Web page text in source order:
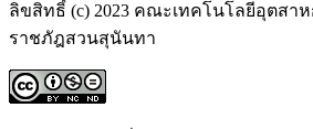
ลิขสิทธิ์ (c) 2023 คณะเทคโนโลยีอุตสา
ราชภัฎสวนสุนันทา